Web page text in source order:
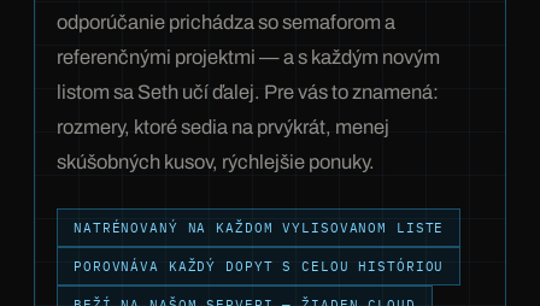
odporúčanie prichádza so semaforom a
referenčnými projektmi — a s každým novým
listom sa Seth učí ďalej. Pre vás to znamená:
rozmery, ktoré sedia na prvýkrát, menej
skúšobných kusov, rýchlejšie ponuky.
NATRÉNOVANÝ NA KAŽDOM VYLISOVANOM LISTE
POROVNÁVA KAŽDÝ DOPYT S CELOU HISTÓRIOU